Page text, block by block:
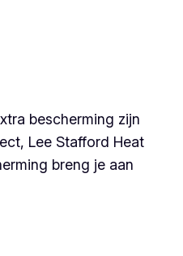
bescherming zijn
Lee Stafford Heat
breng je aan